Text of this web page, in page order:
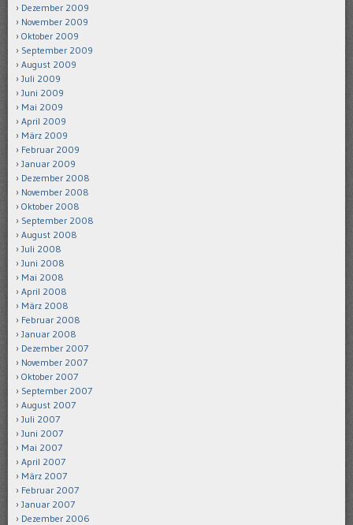
Dezember 2009
November 2009
Oktober 2009
September 2009
August 2009
Juli 2009
Juni 2009
Mai 2009
April 2009
März 2009
Februar 2009
Januar 2009
Dezember 2008
November 2008
Oktober 2008
September 2008
August 2008
Juli 2008
Juni 2008
Mai 2008
April 2008
März 2008
Februar 2008
Januar 2008
Dezember 2007
November 2007
Oktober 2007
September 2007
August 2007
Juli 2007
Juni 2007
Mai 2007
April 2007
März 2007
Februar 2007
Januar 2007
Dezember 2006